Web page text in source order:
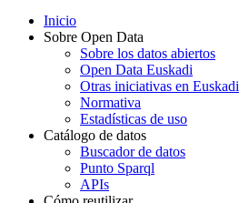
Inicio
Sobre Open Data
Sobre los datos abiertos
Open Data Euskadi
Otras iniciativas en Euskadi
Normativa
Estadísticas de uso
Catálogo de datos
Buscador de datos
Punto Sparql
APIs